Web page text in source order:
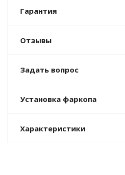
Гарантия
Отзывы
Задать вопрос
Установка фаркопа
Характеристики